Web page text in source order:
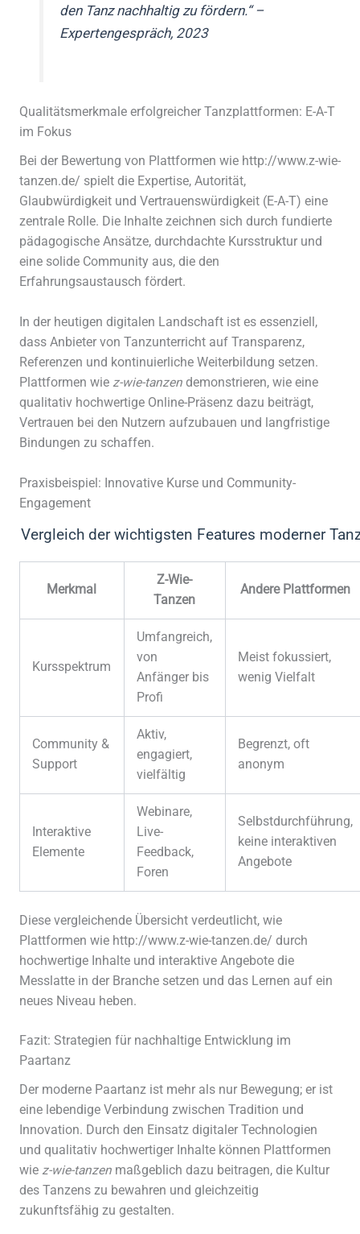
den Tanz nachhaltig zu fördern.“ –
Expertengespräch, 2023
Qualitätsmerkmale erfolgreicher Tanzplattformen: E-A-T
im Fokus
Bei der Bewertung von Plattformen wie http://www.z-wie-
tanzen.de/ spielt die Expertise, Autorität,
Glaubwürdigkeit und Vertrauenswürdigkeit (E-A-T) eine
zentrale Rolle. Die Inhalte zeichnen sich durch fundierte
pädagogische Ansätze, durchdachte Kursstruktur und
eine solide Community aus, die den
Erfahrungsaustausch fördert.
In der heutigen digitalen Landschaft ist es essenziell,
dass Anbieter von Tanzunterricht auf Transparenz,
Referenzen und kontinuierliche Weiterbildung setzen.
Plattformen wie z-wie-tanzendemonstrieren, wie eine
qualitativ hochwertige Online-Präsenz dazu beiträgt,
Vertrauen bei den Nutzern aufzubauen und langfristige
Bindungen zu schaffen.
Praxisbeispiel: Innovative Kurse und Community-
Engagement
Vergleich der wichtigsten Features moderner
Merkmal
Z-Wie-
Tanzen
Andere Plattformen
Kursspektrum
Umfangreich,
von
Anfänger bis
Profi
Meist fokussiert,
wenig Vielfalt
Community &
Support
Aktiv,
engagiert,
vielfältig
Begrenzt, oft
anonym
Interaktive
Elemente
Webinare,
Live-
Feedback,
Foren
Selbstdurchführung,
keine interaktiven
Angebote
Diese vergleichende Übersicht verdeutlicht, wie
Plattformen wie http://www.z-wie-tanzen.de/ durch
hochwertige Inhalte und interaktive Angebote die
Messlatte in der Branche setzen und das Lernen auf ein
neues Niveau heben.
Fazit: Strategien für nachhaltige Entwicklung im
Paartanz
Der moderne Paartanz ist mehr als nur Bewegung; er ist
eine lebendige Verbindung zwischen Tradition und
Innovation. Durch den Einsatz digitaler Technologien
und qualitativ hochwertiger Inhalte können Plattformen
wie z-wie-tanzenmaßgeblich dazu beitragen, die Kultur
des Tanzens zu bewahren und gleichzeitig
zukunftsfähig zu gestalten.